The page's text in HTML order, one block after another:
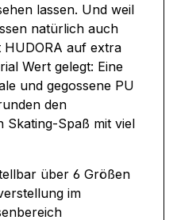
lassen. Und weil
natürlich auch
HUDORA auf extra
Wert gelegt: Eine
und gegossene PU
den
Skating-Spaß mit viel
über 6 Größen
im